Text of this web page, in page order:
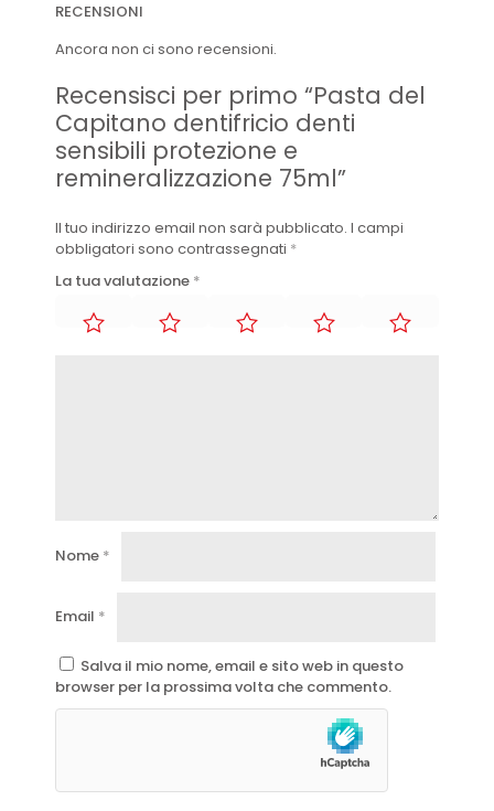
RECENSIONI
Ancora non ci sono recensioni.
Recensisci per primo “Pasta del
Capitano dentifricio denti
sensibili protezione e
remineralizzazione 75ml”
Il tuo indirizzo email non sarà pubblicato. I campi
obbligatori sono contrassegnati *
La tua valutazione *
Nome *
Email *
Salva il mio nome, email e sito web in questo
browser per la prossima volta che commento.